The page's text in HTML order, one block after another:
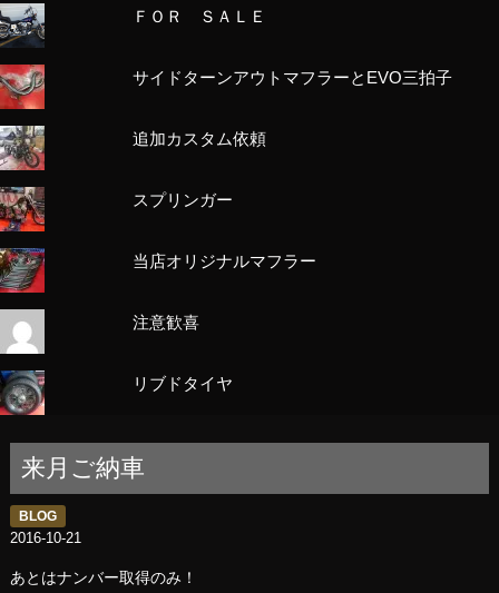
ＦＯＲ ＳＡＬＥ
サイドターンアウトマフラーとEVO三拍子
追加カスタム依頼
スプリンガー
当店オリジナルマフラー
注意歓喜
リブドタイヤ
来月ご納車
BLOG
2016-10-21
あとはナンバー取得のみ！